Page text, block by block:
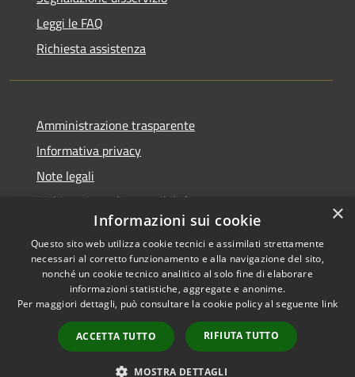
Leggi le FAQ
Richiesta assistenza
Amministrazione trasparente
Informativa privacy
Note legali
Dichiarazione di accessibilità
Accessibilità
Mappa del sito
Copyright © 2025 •
Comune di Castelfranco
Piandiscò • Powered by
Municipium•
Accesso
redazione
×
Informazioni sui cookie
Questo sito web utilizza cookie tecnici e assimilati strettamente
necessari al corretto funzionamento e alla navigazione del sito,
nonché un cookie tecnico analitico al solo fine di elaborare
informazioni statistiche, aggregate e anonime.
Per maggiori dettagli, può consultare la cookie policy al seguente link
ACCETTA TUTTO RIFIUTA TUTTO
MOSTRA DETTAGLI